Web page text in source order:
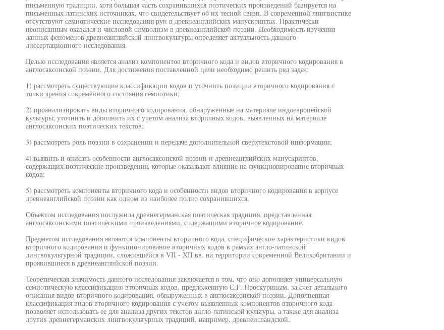
письменную традиции, хотя большая часть сохранившихся поэтических произведений базируется на
письменных латинских источниках, что свидетельствует об их тесной связи. В современной лингвистике
отсутствуют семиотические исследования рун в древнеанглийских манускриптах. Практически
неописанным оказался и числовой символизм в древнеанглийской поэзии. Необходимость изучения
данных феноменов древнеанглийской лингвокультуры определяет актуальность данного
диссертационного исследования.
Целью исследования является анализ компонентов вторичного кода и видов вторичного кодирования в
англосаксонской поэзии. Для достижения поставленной цели необходимо решить ряд задач:
1) рассмотреть существующие классификации кодов и уточнить позиции вторичного кодирования с
точки зрения современного состояния семиотики;
2) проанализировать виды вторичного кодирования, обнаруженные на материале индоевропейской
культуры; уточнить и дополнить их с учетом анализа вторичных кодов, выявленных на материале
англосаксонских поэтических текстов;
3) рассмотреть роль поэзии в сохранении и передаче дополнительной сверхтекстовой информации;
4) выявить и описать особенности англосаксонской поэзии и древнеанглийских манускриптов,
содержащих поэтические произведения, которые оказывают влияние на функционирование вторичных
кодов;
5) рассмотреть компоненты вторичного кода и особенности видов вторичного кодирования в корпусе
древнеанглийской поэзии как одном из наиболее полно сохранившихся.
Объектом исследования послужила древнегерманская поэтическая традиция, представленная
англосаксонскими поэтическими произведениями, содержащими вторичное кодирование.
Предметом исследования являются компоненты вторичного кода, специфические характеристики видов
вторичного кодирования и функционирование вторичных кодов в рамках англо-латинской
лингвокультурной традиции, сложившейся в VII - XII вв. на территории современной Великобритании и
проявившиеся в древнеанглийской поэзии.
Теоретическая значимость данного исследования заключается в том, что оно дополняет универсальную
семиотическую классификацию вторичных кодов, предложенную С.Г. Проскуриным, за счет детального
описания видов вторичного кодирования, обнаруженных в англосаксонской поэзии. Дополненная
классификация видов вторичного кодирования с учетом выявленных компонентов вторичного кода
позволяет использовать ее для анализа других текстов англо-латинской культуры, а также для анализа
других древнегерманских лингвокультурных традиций, например, древнеисландской.